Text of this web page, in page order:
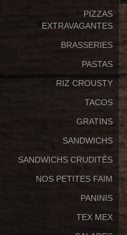
PIZZAS
EXTRAVAGANTES
BRASSERIES
PASTAS
RIZ CROUSTY
TACOS
GRATINS
SANDWICHS
SANDWICHS CRUDITÉS
NOS PETITES FAIM
PANINIS
TEX MEX